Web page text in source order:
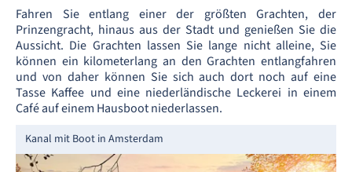
Fahren Sie entlang einer der größten Grachten, der
Prinzengracht, hinaus aus der Stadt und genießen Sie die
Aussicht. Die Grachten lassen Sie lange nicht alleine, Sie
können ein kilometerlang an den Grachten entlangfahren
und von daher können Sie sich auch dort noch auf eine
Tasse Kaffee und eine niederländische Leckerei in einem
Café auf einem Hausboot niederlassen.
Kanal mit Boot in Amsterdam